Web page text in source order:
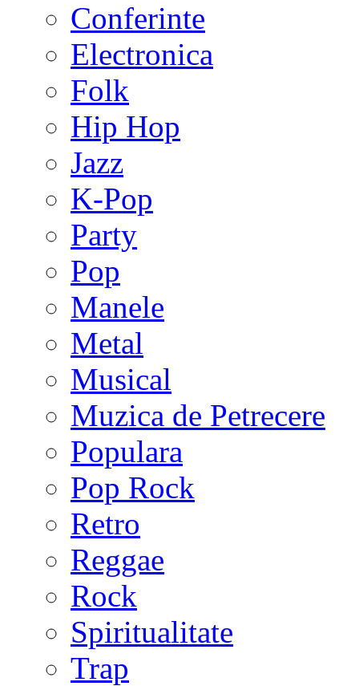
Conferinte
Electronica
Folk
Hip Hop
Jazz
K-Pop
Party
Pop
Manele
Metal
Musical
Muzica de Petrecere
Populara
Pop Rock
Retro
Reggae
Rock
Spiritualitate
Trap